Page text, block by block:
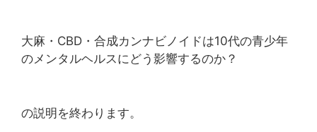
大麻・CBD・合成カンナビノイドは10代の青少年
のメンタルヘルスにどう影響するのか？
の説明を終わります。